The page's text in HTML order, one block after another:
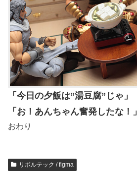
「今日の夕飯は”湯豆腐”じゃ」
「お！あんちゃん奮発したな！」
おわり
リボルテック / figma